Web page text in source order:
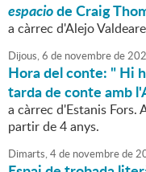
espaciode Craig
a càrrec d'Alejo
Dijous,6 de novembrede
Hora del conte: " Hi
tarda de conte amb
a càrrec d'Estanis
partir de 4 anys.
Dimarts,4de novembrede